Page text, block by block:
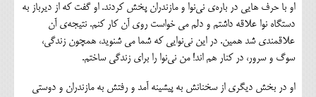
او با حرف هایی در باره‌ی نی‌نوا و مازندران پخش کردند. او گفت که از دیرباز به
دستگاه نوا علاقه داشتم و دلم می خواست روی آن کار کنم. نتیجه‌ی آن
علاقمندی شد همین. در این نی‌نوایی که شما می شنوید، همچون زندگی،
سوگ و سرور، در کنار هم اند! من نی‌نوا را برای زندگی ساختم.
او در بخش دیگری از سخنانش ‌به پیشینه آمد و رفتش به مازندران و دوستی